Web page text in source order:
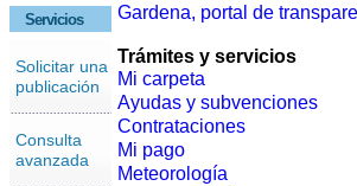
Servicios
Solicitar una
publicación
Consulta
avanzada
Gardena, portal de
Trámites y servicios
Mi carpeta
Ayudas y subvenciones
Contrataciones
Mi pago
Meteorología